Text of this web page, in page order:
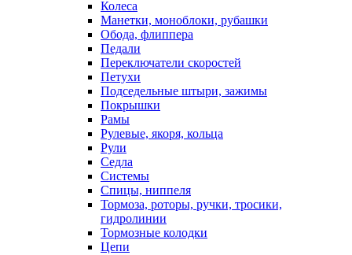
Колеса
Манетки, моноблоки, рубашки
Обода, флиппера
Педали
Переключатели скоростей
Петухи
Подседельные штыри, зажимы
Покрышки
Рамы
Рулевые, якоря, кольца
Рули
Седла
Системы
Спицы, ниппеля
Тормоза, роторы, ручки, тросики,
гидролинии
Тормозные колодки
Цепи